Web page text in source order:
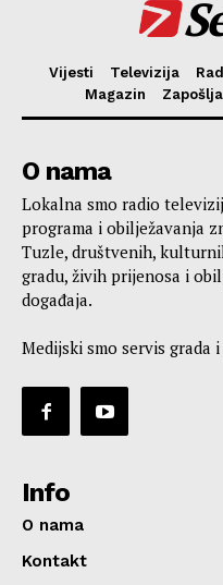
Vijesti Televizija
Magazin
O nama
Lokalna smo radio
programa i obilježavanja
Tuzle, društvenih,
gradu, živih prijenosa i
događaja.
Medijski smo servis grada
Info
O nama
Kontakt